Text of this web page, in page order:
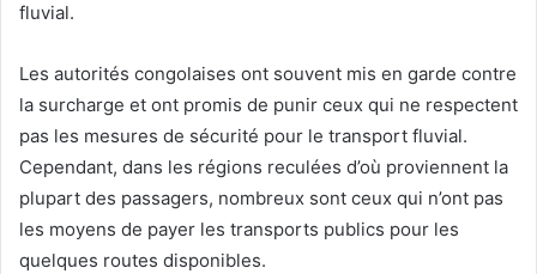
fluvial.
Les autorités congolaises ont souvent mis en garde contre
la surcharge et ont promis de punir ceux qui ne respectent
pas les mesures de sécurité pour le transport fluvial.
Cependant, dans les régions reculées d’où proviennent la
plupart des passagers, nombreux sont ceux qui n’ont pas
les moyens de payer les transports publics pour les
quelques routes disponibles.